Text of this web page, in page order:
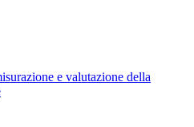
e valutazione della